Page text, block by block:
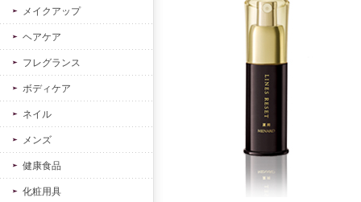
メイクアップ
ヘアケア
フレグランス
ボディケア
ネイル
メンズ
健康食品
化粧用具